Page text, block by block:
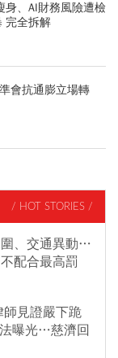
身、AI財務風險遭檢
完全拆解
會抗通膨立場轉
/ HOT STORIES /
、交通異動…
配合最高罰
見證嚴下跪
曝光…慈濟回